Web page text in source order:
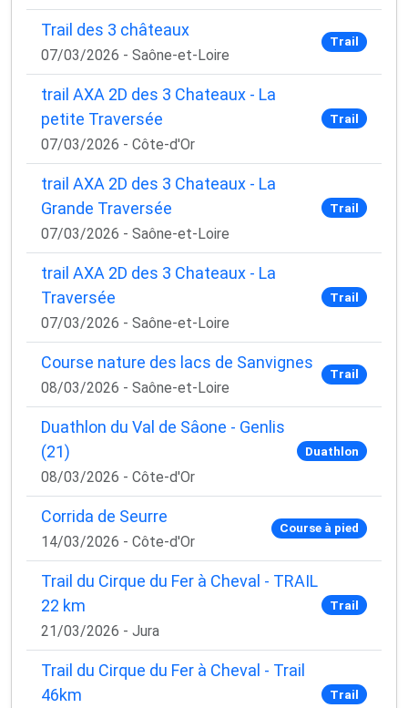
Trail des 3 châteaux
07/03/2026 - Saône-et-Loire
Trail
trail AXA 2D des 3 Chateaux - La
petite Traversée
07/03/2026 - Côte-d'Or
Trail
trail AXA 2D des 3 Chateaux - La
Grande Traversée
07/03/2026 - Saône-et-Loire
Trail
trail AXA 2D des 3 Chateaux - La
Traversée
07/03/2026 - Saône-et-Loire
Trail
Course nature des lacs de Sanvignes
08/03/2026 - Saône-et-Loire
Trail
Duathlon du Val de Sâone - Genlis
(21)
08/03/2026 - Côte-d'Or
Duathlon
Corrida de Seurre
14/03/2026 - Côte-d'Or
Course à pied
Trail du Cirque du Fer à Cheval - TRAIL
22 km
21/03/2026 - Jura
Trail
Trail du Cirque du Fer à Cheval - Trail
46km
Trail